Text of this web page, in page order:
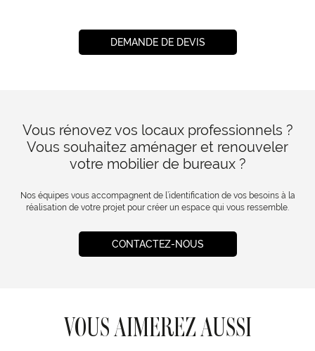
DEMANDE DE DEVIS
Vous rénovez vos locaux professionnels ?
Vous souhaitez aménager et renouveler
votre mobilier de bureaux ?
Nos équipes vous accompagnent de l’identification de vos besoins à la
réalisation de votre projet pour créer un espace qui vous ressemble.
CONTACTEZ-NOUS
VOUS AIMEREZ AUSSI